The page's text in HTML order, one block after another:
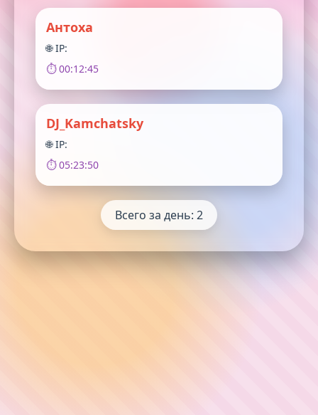
Антоха
🌐 IP:
⏱️ 00:12:45
DJ_Kamchatsky
🌐 IP:
⏱️ 05:23:50
Всего за день: 2